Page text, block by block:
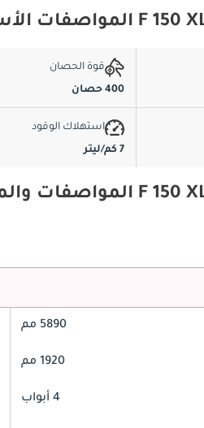
قوة الحصان
400 حصان
استهلاك الوقود
7 كم/ليتر
5890 مم
1920 مم
4 أبواب